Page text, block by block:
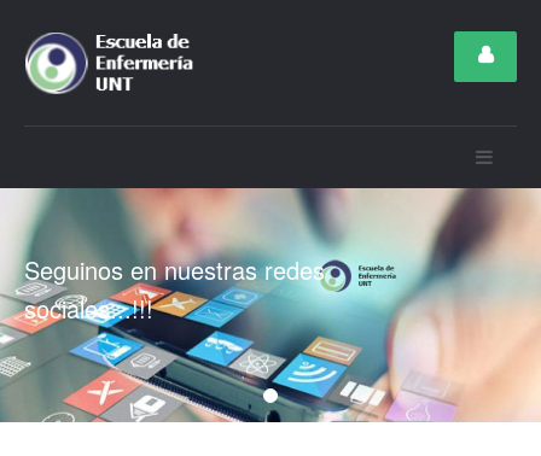
Seguinos en nuestras redes
sociales...!!!